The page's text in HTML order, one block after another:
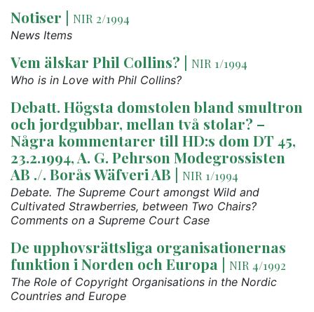
Notiser | NIR 2/1994
News Items
Vem älskar Phil Collins? | NIR 1/1994
Who is in Love with Phil Collins?
Debatt. Högsta domstolen bland smultron
och jordgubbar, mellan två stolar? –
Några kommentarer till HD:s dom DT 45,
23.2.1994, A. G. Pehrson Modegrossisten
AB ./. Borås Wäfveri AB | NIR 1/1994
Debate. The Supreme Court amongst Wild and
Cultivated Strawberries, between Two Chairs?
Comments on a Supreme Court Case
De upphovsrättsliga organisationernas
funktion i Norden och Europa | NIR 4/1992
The Role of Copyright Organisations in the Nordic
Countries and Europe